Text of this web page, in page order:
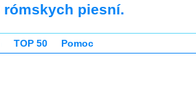
rómskych piesní.
TOP 50 Pomoc